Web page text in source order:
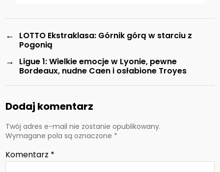
←
LOTTO Ekstraklasa: Górnik górą w starciu z
Pogonią
→
Ligue 1: Wielkie emocje w Lyonie, pewne
Bordeaux, nudne Caen i osłabione Troyes
Dodaj komentarz
Twój adres e-mail nie zostanie opublikowany.
Wymagane pola są oznaczone *
Komentarz *